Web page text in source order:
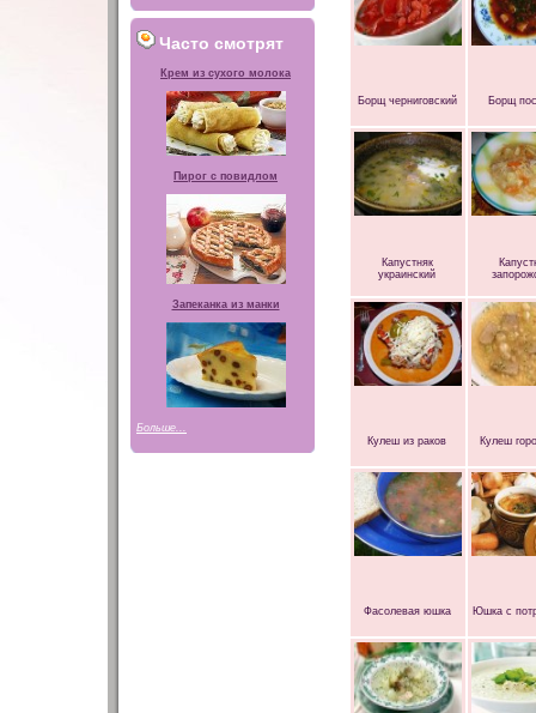
Часто смотрят
Крем из сухого молока
Пирог с повидлом
Запеканка из манки
Больше...
Борщ черниговский Борщ
Капустняк
украинский
Кулеш из раков Кулеш
Фасолевая юшка Юшка с